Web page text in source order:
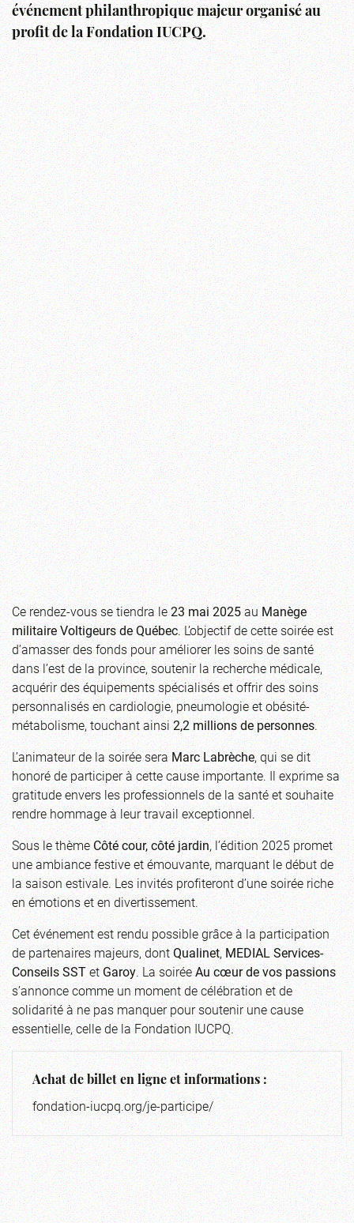
événement philanthropique majeur organisé au
profit de la Fondation IUCPQ.
Ce rendez-vous se tiendra le23 mai 2025auManège
militaireVoltigeurs de Québec. L’objectif de cette soirée est
d’amasser des fonds pour améliorer les soins de santé
dans l’est de la province, soutenir la recherche médicale,
acquérir des équipements spécialisés et offrir des soins
personnalisés en cardiologie, pneumologie et obésité-
métabolisme, touchant ainsi2,2 millions de personnes.
L’animateur de la soirée seraMarc Labrèche, qui se dit
honoré de participer à cette cause importante. Il exprime sa
gratitude envers les professionnels de la santé et souhaite
rendre hommage à leur travail exceptionnel.
Sous le thèmeCôté cour, côté jardin, l’édition 2025 promet
une ambiance festive et émouvante, marquant le début de
la saison estivale. Les invités profiteront d’une soirée riche
en émotions et en divertissement.
Cet événement est rendu possible grâce à la participation
de partenaires majeurs, dontQualinet,MEDIAL Services-
Conseils SSTetGaroy. La soiréeAu cœur de vos passions
s’annonce comme un moment de célébration et de
solidarité à ne pas manquer pour soutenir une cause
essentielle, celle de la Fondation IUCPQ.
Achat de billet en ligne et informations :
fondation-iucpq.org/je-participe/